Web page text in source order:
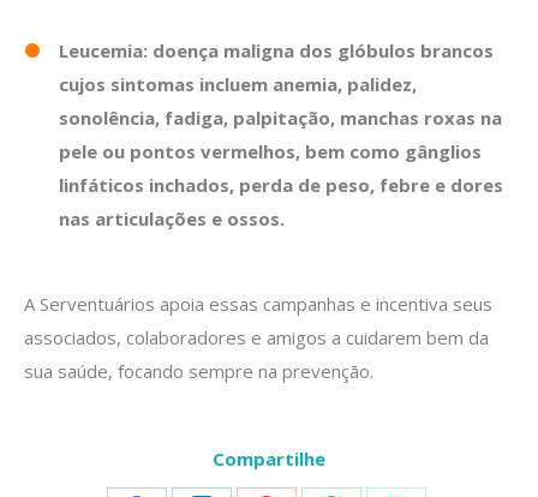
Leucemia: doença maligna dos glóbulos brancos
cujos sintomas incluem anemia, palidez,
sonolência, fadiga, palpitação, manchas roxas na
pele ou pontos vermelhos, bem como gânglios
linfáticos inchados, perda de peso, febre e dores
nas articulações e ossos.
A Serventuários apoia essas campanhas e incentiva seus
associados, colaboradores e amigos a cuidarem bem da
sua saúde, focando sempre na prevenção.
Compartilhe